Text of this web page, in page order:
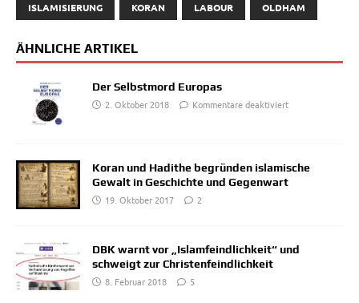
ISLAMISIERUNG KORAN LABOUR OLDHAM
ÄHNLICHE ARTIKEL
Der Selbstmord Europas
2. Oktober 2018
Kommentare deaktiviert
Koran und Hadithe begründen islamische
Gewalt in Geschichte und Gegenwart
19. Oktober 2017
2
DBK warnt vor „Islamfeindlichkeit“ und
schweigt zur Christenfeindlichkeit
8. Februar 2018
5